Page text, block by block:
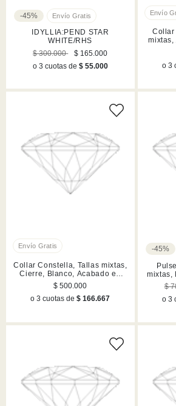
-45%
IDYLLIA:PEND STAR
WHITE/RHS
$ 300.000
$ 165.000
o 3 cuotas de $ 55.000
Collar
o 3
Collar Constella, Tallas mixtas,
Cierre, Blanco, Acabado en
rodio
$ 500.000
o 3 cuotas de$ 166.667
-45%
mixtas,
$
o 3